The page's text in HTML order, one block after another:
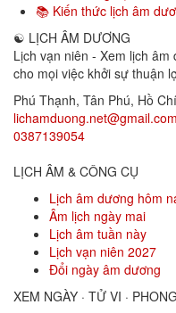
📚 Kiến thức lịch âm
☯ LỊCH ÂM DƯƠNG
Lịch vạn niên - Xem lịch
cho mọi việc khởi sự thuận
Phú Thạnh, Tân Phú, Hồ
lichamduong.net@gmail.com
0387139054
LỊCH ÂM & CÔNG CỤ
Lịch âm dương hôm
Âm lịch ngày mai
Lịch âm tuần này
Lịch vạn niên 2027
Đổi ngày âm dương
XEM NGÀY · TỬ VI ·